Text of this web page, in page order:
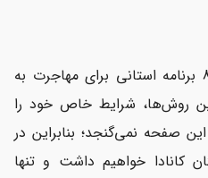
همان‌طور که گفتیم، بیش از 80 برنامه استانی برای مهاجرت به
این روش‌ها، شرایط خاص خود را
صفحه نمی‌گنجد؛ بنابراین در
کانادا خواهیم داشت و تنها